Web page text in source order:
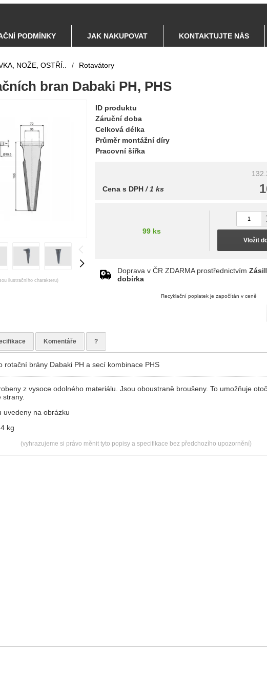
PODMÍNKY JAK NAKUPOVAT KONTAKTUJTE NÁS
NOŽE, OSTŘÍ.. / Rotavátory
bran Dabaki PH, PHS
ilustračního charakteru)
ID produktu
Záruční doba
Celková délka
Průměr montážní díry
Pracovní šířka
Cena s DPH / 1 ks
99 ks
Vložit
Doprava v ČR ZDARMA prostřednictvím
dobírka
Recyklační poplatek je započítán v ceně
Komentáře ?
rotační brány Dabaki PH a secí kombinace PHS
z vysoce odolného materiálu. Jsou oboustraně broušeny. To umožňuje
uvedeny na obrázku
kg
(vyhrazujeme si právo měnit tyto popisy a specifikace bez předchozího upozornění)